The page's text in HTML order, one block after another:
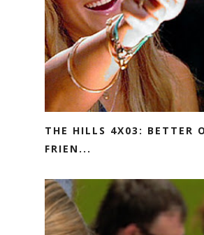
THE HILLS 4X03: BETTER
FRIEN...